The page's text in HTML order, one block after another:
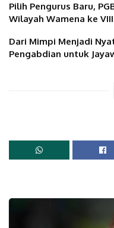
Pilih Pengurus Baru,
Wilayah Wamena ke VIII
Dari Mimpi Menjadi
Pengabdian untuk